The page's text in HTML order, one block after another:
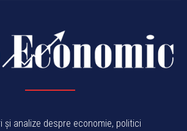
și analize despre economie, politici